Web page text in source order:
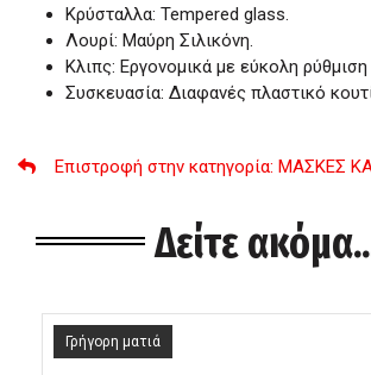
Κρύσταλλα: Tempered glass.
Λουρί: Μαύρη Σιλικόνη.
Κλιπς: Εργονομικά με εύκολη
Συσκευασία: Διαφανές πλαστικό
Επιστροφή στην κατηγορία: ΜΑΣΚΕΣ
Δείτε
Γρήγορη ματιά